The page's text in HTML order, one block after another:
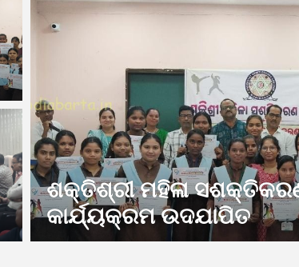
ମୁରିବାହାଲ ବ୍ଲକସ୍ତରୀୟ
ପାଳନ ନିମନ୍ତେ ପ୍ରସ୍ତୁତି